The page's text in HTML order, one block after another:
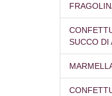
SUCCO DI